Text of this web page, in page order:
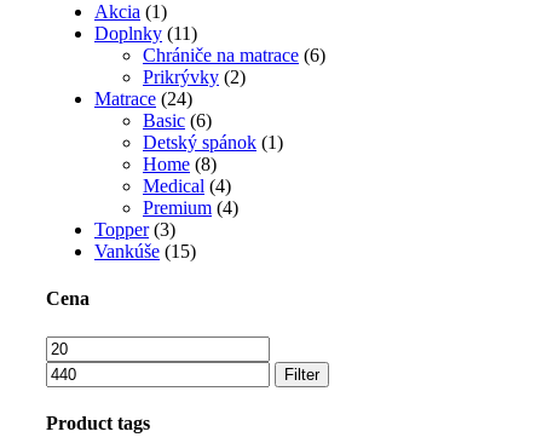
Akcia (1)
Doplnky (11)
Chrániče na matrace (6)
Prikrývky (2)
Matrace (24)
Basic (6)
Detský spánok (1)
Home (8)
Medical (4)
Premium (4)
Topper (3)
Vankúše (15)
Cena
Minimálna
cena
cenaFilter
Product tags